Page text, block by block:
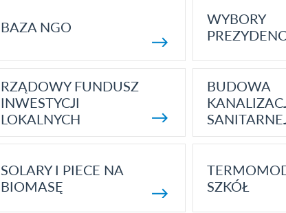
BAZA NGO
WYBORY
RZĄDOWY FUNDUSZ
INWESTYCJI
LOKALNYCH
BUDOWA
SOLARY I PIECE NA
BIOMASĘ
SZKÓŁ